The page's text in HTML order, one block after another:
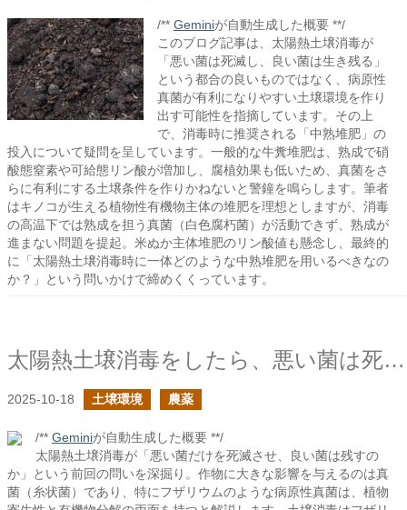
/** Geminiが自動生成した概要 **/
このブログ記事は、太陽熱土壌消毒が
「悪い菌は死滅し、良い菌は生き残る」
という都合の良いものではなく、病原性
真菌が有利になりやすい土壌環境を作り
出す可能性を指摘しています。その上
で、消毒時に推奨される「中熟堆肥」の
投入について疑問を呈しています。一般的な牛糞堆肥は、熟成で硝
酸態窒素や可給態リン酸が増加し、腐植効果も低いため、真菌をさ
らに有利にする土壌条件を作りかねないと警鐘を鳴らします。筆者
はキノコが生える植物性有機物主体の堆肥を理想としますが、消毒
の高温下では熟成を担う真菌（白色腐朽菌）が活動できず、熟成が
進まない問題を提起。米ぬか主体堆肥のリン酸値も懸念し、最終的
に「太陽熱土壌消毒時に一体どのような中熟堆肥を用いるべきなの
か？」という問いかけで締めくくっています。
太陽熱土壌消毒をしたら、悪い菌は死滅し、良い菌は生き残るのか？の続き
2025-10-18 土壌環境 農薬
/** Geminiが自動生成した概要 **/
太陽熱土壌消毒が「悪い菌だけを死滅させ、良い菌は残すの
か」という前回の問いを深掘り。作物に大きな影響を与えるのは真
菌（糸状菌）であり、特にフザリウムのような病原性真菌は、植物